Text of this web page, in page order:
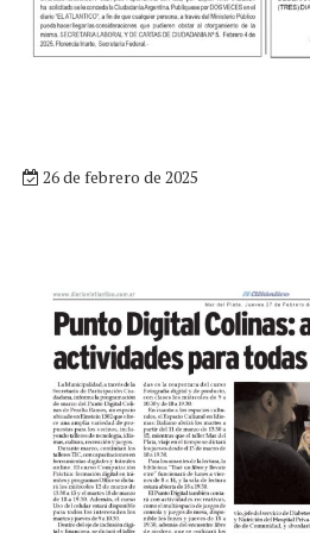
26 de febrero de 2025